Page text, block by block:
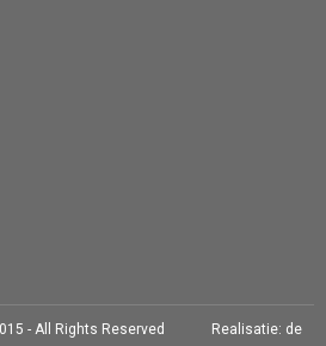
2015 - All Rights Reserved Realisatie: de